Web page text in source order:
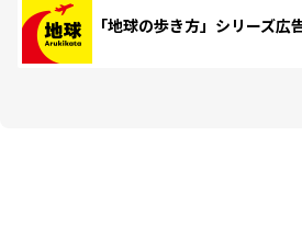
「地球の歩き方」シリーズ広